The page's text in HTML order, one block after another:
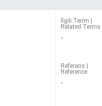
İlgili Terim |
Related Terms:
-
Referans |
Reference:
-